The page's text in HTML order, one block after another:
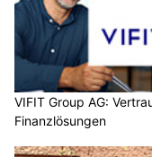
VIFIT Group AG:
Finanzlösungen